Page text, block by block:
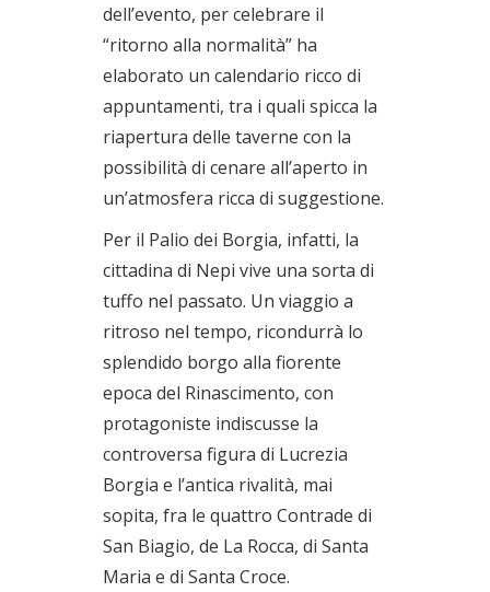
dell’evento, per celebrare il
“ritorno alla normalità” ha
elaborato un calendario ricco di
appuntamenti, tra i quali spicca la
riapertura delle taverne con la
possibilità di cenare all’aperto in
un’atmosfera ricca di suggestione.
Per il Palio dei Borgia, infatti, la
cittadina di Nepi vive una sorta di
tuffo nel passato. Un viaggio a
ritroso nel tempo, ricondurrà lo
splendido borgo alla fiorente
epoca del Rinascimento, con
protagoniste indiscusse la
controversa figura di Lucrezia
Borgia e l’antica rivalità, mai
sopita, fra le quattro Contrade di
San Biagio, de La Rocca, di Santa
Maria e di Santa Croce.